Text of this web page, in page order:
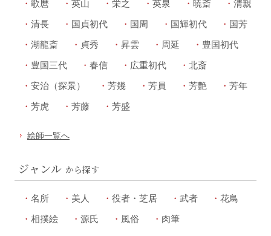
歌麿 英山 栄之 英泉 暁斎
清親
清長
国貞初代 国周 国輝初代
国芳
湖龍斎
貞秀 昇雲 周延
豊国初代
豊国三代
春信 広重初代
北斎
安治（探景）
芳幾 芳員 芳艶
芳年
芳虎
芳藤 芳盛
絵師一覧へ
ジャンル から探す
名所 美人 役者・芝居 武者
花鳥
相撲絵
源氏 風俗 肉筆